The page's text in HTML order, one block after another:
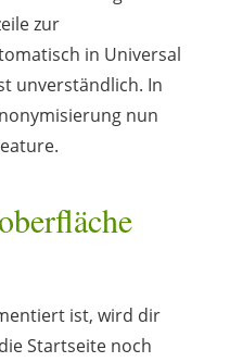
zur
in Universal
unverständlich. In
nun
ist, wird dir
Startseite noch